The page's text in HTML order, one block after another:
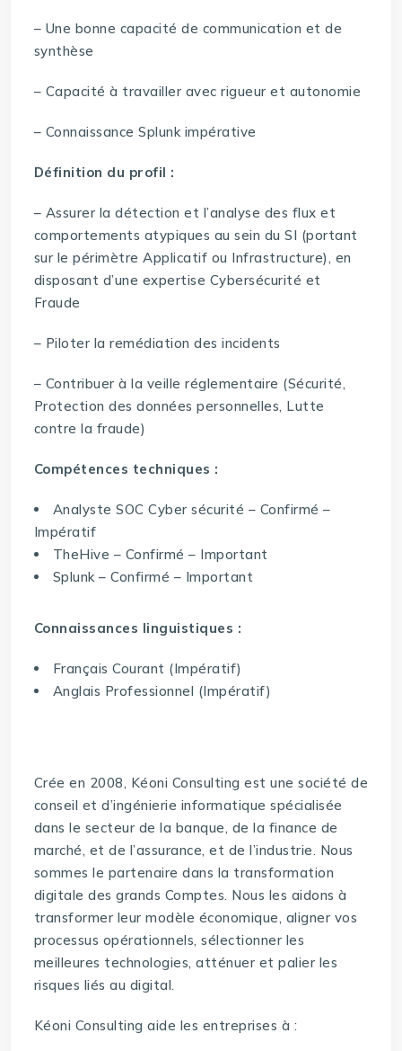
– Une bonne capacité de communication et de
synthèse
– Capacité à travailler avec rigueur et autonomie
– Connaissance Splunk impérative
Définition du profil :
– Assurer la détection et l’analyse des flux et
comportements atypiques au sein du SI (portant
sur le périmètre Applicatif ou Infrastructure), en
disposant d’une expertise Cybersécurité et
Fraude
– Piloter la remédiation des incidents
– Contribuer à la veille réglementaire (Sécurité,
Protection des données personnelles, Lutte
contre la fraude)
Compétences techniques :
Analyste SOC Cyber sécurité – Confirmé –
Impératif
TheHive – Confirmé – Important
Splunk – Confirmé – Important
Connaissances linguistiques :
Français Courant (Impératif)
Anglais Professionnel (Impératif)
Crée en 2008, Kéoni Consulting est une société de
conseil et d’ingénierie informatique spécialisée
dans le secteur de la banque, de la finance de
marché, et de l’assurance, et de l’industrie. Nous
sommes le partenaire dans la transformation
digitale des grands Comptes. Nous les aidons à
transformer leur modèle économique, aligner vos
processus opérationnels, sélectionner les
meilleures technologies, atténuer et palier les
risques liés au digital.
Kéoni Consulting aide les entreprises à :